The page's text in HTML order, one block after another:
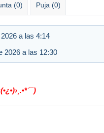
(0) Puja (0)
a las 4:14
2026 a las 12:30